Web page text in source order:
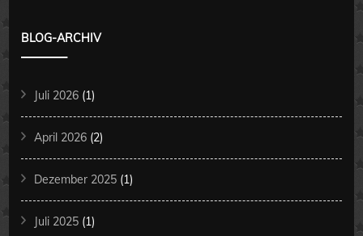
BLOG-ARCHIV
Juli 2026 (1)
April 2026 (2)
Dezember 2025 (1)
Juli 2025 (1)